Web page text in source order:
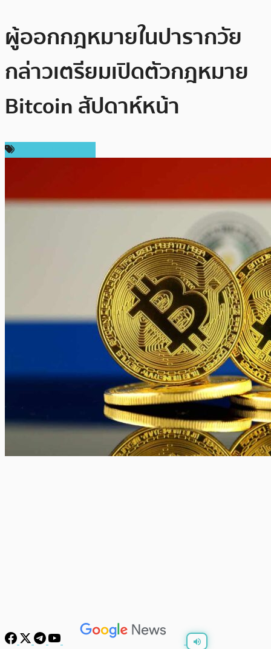
ผู้ออกกฎหมายในปารากวัย
กล่าวเตรียมเปิดตัวกฎหมาย
Bitcoin สัปดาห์หน้า